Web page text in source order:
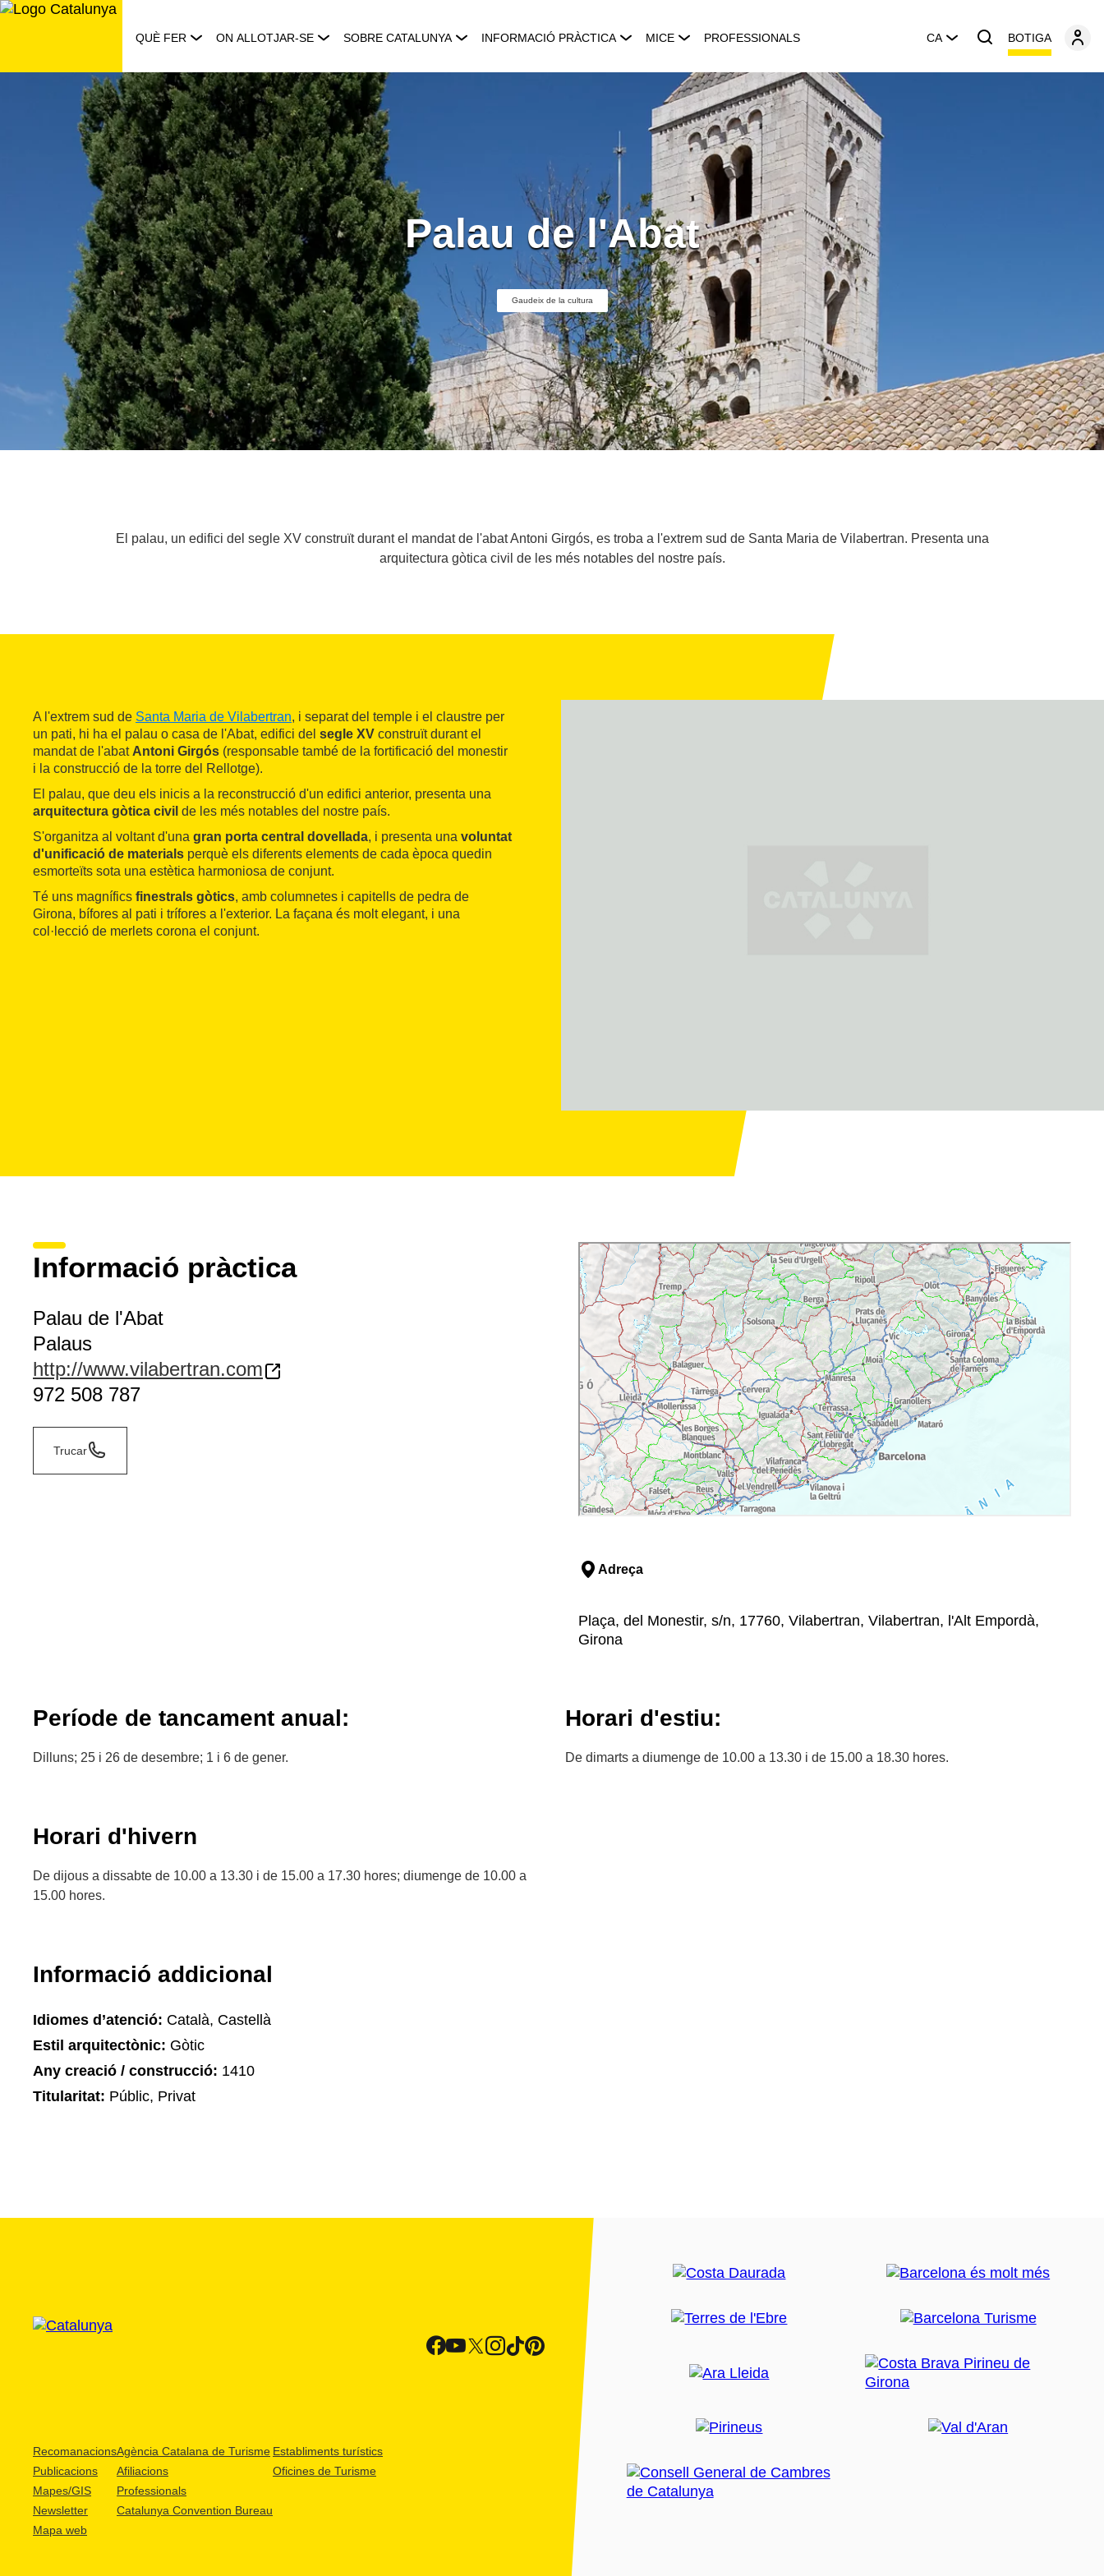
Saltar
QUÈ FER ON ALLOTJAR-SE SOBRE CATALUNYA INFORMACIÓ PRÀCTICA MICE PROFESSIONALS CA BOTIGA
Palau de l'Abat
Gaudeix de la cultura
El palau, un edifici del segle XV construït durant el mandat de l'abat Antoni Girgós, es troba a l'extrem sud de Santa Maria de Vilabertran. Presenta una
arquitectura gòtica civil de les més notables del nostre país.
A l'extrem sud de Santa Maria de Vilabertran, i separat del temple i el claustre per
un pati, hi ha el palau o casa de l'Abat, edifici del segle XV construït durant el
mandat de l'abat Antoni Girgós (responsable també de la fortificació del monestir
i la construcció de la torre del Rellotge).
El palau, que deu els inicis a la reconstrucció d'un edifici anterior, presenta una
arquitectura gòtica civil de les més notables del nostre país.
S'organitza al voltant d'una gran porta central dovellada, i presenta una voluntat
d'unificació de materials perquè els diferents elements de cada època quedin
esmorteïts sota una estètica harmoniosa de conjunt.
Té uns magnífics finestrals gòtics, amb columnetes i capitells de pedra de
Girona, bífores al pati i trífores a l'exterior. La façana és molt elegant, i una
col·lecció de merlets corona el conjunt.
Informació pràctica
Palau de l'Abat
Palaus
http://www.vilabertran.com
972 508 787
Trucar
Adreça
Plaça, del Monestir, s/n, 17760, Vilabertran, Vilabertran, l'Alt Empordà,
Girona
Període de tancament anual:
Dilluns; 25 i 26 de desembre; 1 i 6 de gener.
Horari d'estiu:
De dimarts a diumenge de 10.00 a 13.30 i de 15.00 a 18.30 hores.
Horari d'hivern
De dijous a dissabte de 10.00 a 13.30 i de 15.00 a 17.30 hores; diumenge de 10.00 a
15.00 hores.
Informació addicional
Idiomes d’atenció: Català, Castellà
Estil arquitectònic: Gòtic
Any creació / construcció: 1410
Titularitat: Públic, Privat
Recomanacions
Publicacions
Mapes/GIS
Newsletter
Mapa web
Agència Catalana de Turisme
Afiliacions
Professionals
Catalunya Convention Bureau
Establiments turístics
Oficines de Turisme